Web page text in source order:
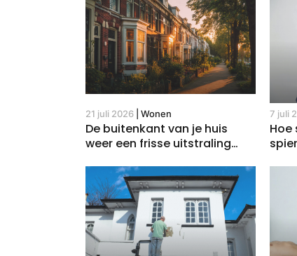
21 juli 2026 Wonen
De buitenkant van je huis
weer een frisse uitstraling
7 juli